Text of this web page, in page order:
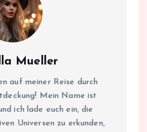
Mueller
auf meiner Reise durch
Mein Name ist
ich lade euch ein, die
Universen zu erkunden,